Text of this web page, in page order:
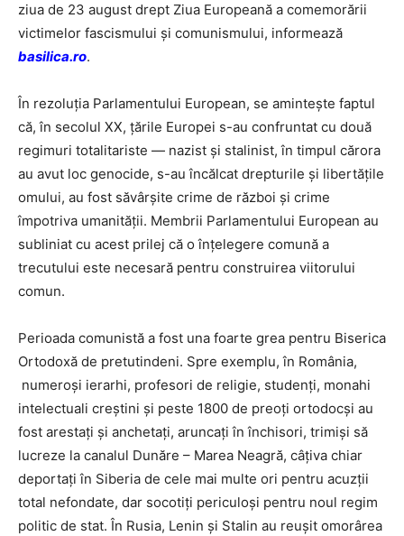
ziua de 23 august drept Ziua Europeană a comemorării
victimelor fascismului şi comunismului, informează
basilica.ro.
În rezoluția Parlamentului European, se amintește faptul
că, în secolul XX, țările Europei s-au confruntat cu două
regimuri totalitariste — nazist și stalinist, în timpul cărora
au avut loc genocide, s-au încălcat drepturile și libertățile
omului, au fost săvârșite crime de război și crime
împotriva umanității. Membrii Parlamentului European au
subliniat cu acest prilej că o înțelegere comună a
trecutului este necesară pentru construirea viitorului
comun.
Perioada comunistă a fost una foarte grea pentru Biserica
Ortodoxă de pretutindeni. Spre exemplu, în România,
numeroși ierarhi, profesori de religie, studenți, monahi
intelectuali creștini și peste 1800 de preoţi ortodocși au
fost arestați și anchetați, aruncați în închisori, trimiși să
lucreze la canalul Dunăre – Marea Neagră, câțiva chiar
deportați în Siberia de cele mai multe ori pentru acuzții
total nefondate, dar socotiți periculoși pentru noul regim
politic de stat. În Rusia, Lenin și Stalin au reușit omorârea